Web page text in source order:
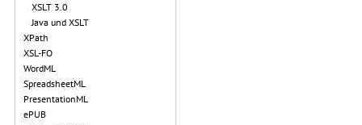
XSLT 3.0
Java und XSLT
XPath
XSL-FO
WordML
SpreadsheetML
PresentationML
ePUB